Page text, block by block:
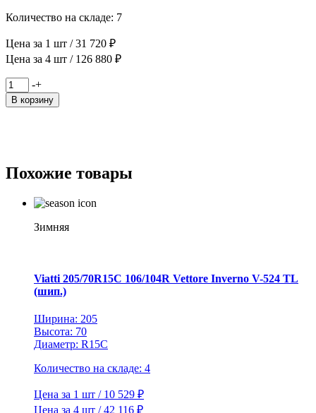
Количество на складе: 7
Цена за 1 шт / 31 720 ₽
Цена за 4 шт / 126 880 ₽
Количество
товара
Yokohama
Spec-
-+
В корзину
Похожие товары
Зимняя
Viatti 205/70R15C 106/104R Vettore Inverno V-524 TL
(шип.)
Ширина: 205
Высота: 70
Диаметр: R15C
Количество на складе: 4
Цена за 1 шт / 10 529 ₽
Цена за 4 шт / 42 116 ₽